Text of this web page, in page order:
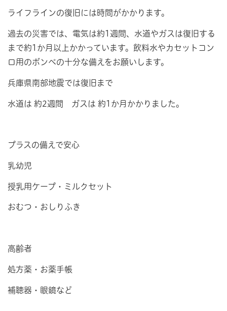
ライフラインの復旧には時間がかかります。
過去の災害では、電気は約1週間、水道やガスは復旧する
まで約1か月以上かかっています。飲料水やカセットコン
ロ用のボンベの十分な備えをお願いします。
兵庫県南部地震では復旧まで
水道は 約2週間 ガスは 約1か月かかりました。
プラスの備えで安心
乳幼児
授乳用ケープ・ミルクセット
おむつ・おしりふき
高齢者
処方薬・お薬手帳
補聴器・眼鏡など